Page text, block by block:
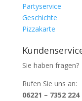
Partyservice
Geschichte
Pizzakarte
Sie haben fragen?
Rufen Sie uns an:
06221 – 7352 224